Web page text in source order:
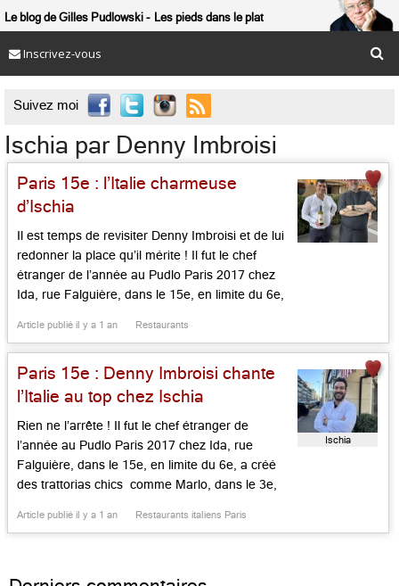
Le blog de Gilles Pudlowski Les pieds dans le plat
Inscrivez-vous
Suivez moi 
Ischia par Denny Imbroisi
Paris 15e : l’Italie charmeuse
d’Ischia
Il est temps de revisiter Denny Imbroisi et de lui
redonner la place qu’il mérite ! Il fut le chef
étranger de l’année au Pudlo Paris 2017 chez
Ida, rue Falguière, dans le 15e, en limite du 6e,
parlera sous peu!), a créé des trattorias chics
comme […]...
Article publié il y a 1 an Restaurants
Paris 15e : Denny Imbroisi chante
l’Italie au top chez Ischia
Rien ne l’arrête ! Il fut le chef étranger de
l’année au Pudlo Paris 2017 chez Ida, rue
Falguière, dans le 15e, en limite du 6e, a créé
des trattorias chics comme Marlo, dans le 3e,
même vu en Corse, reprenant Mare et Gustu à
Article publié il y a 1 an Restaurants italiens Paris
Ischia